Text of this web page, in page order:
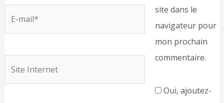
site dans le
navigateur pour
mon prochain
commentaire.
Oui, ajoutez-